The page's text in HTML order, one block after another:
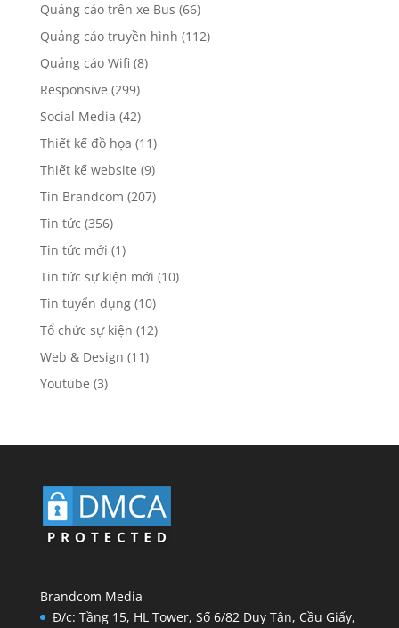
Quảng cáo trên xe Bus (66)
Quảng cáo truyền hình (112)
Quảng cáo Wifi (8)
Responsive (299)
Social Media (42)
Thiết kế đồ họa (11)
Thiết kế website (9)
Tin Brandcom (207)
Tin tức (356)
Tin tức mới (1)
Tin tức sự kiện mới (10)
Tin tuyển dụng(10)
Tổ chức sự kiện (12)
Web & Design (11)
Youtube (3)
Brandcom Media
Đ/c: Tầng 15, HL Tower, Số 6/82 Duy Tân, Cầu Giấy,